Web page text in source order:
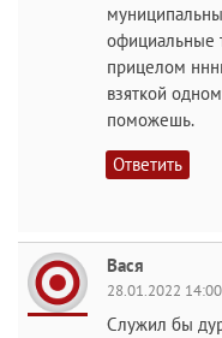
официальные
прицелом
взяткой
поможешь.
Ответить
Вася
28.01.2022 14:00
Служил бы